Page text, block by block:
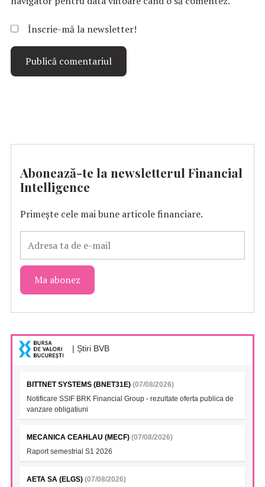
Înscrie-mă la newsletter!
Abonează-te la newsletterul Financial
Intelligence
Primește cele mai bune articole financiare.
| Știri BVB
BITTNET SYSTEMS (BNET31E) (07/08/2026)
Notificare SSIF BRK Financial Group - rezultate oferta publica de
vanzare obligatiuni
MECANICA CEAHLAU (MECF) (07/08/2026)
Raport semestrial S1 2026
AETA SA (ELGS) (07/08/2026)